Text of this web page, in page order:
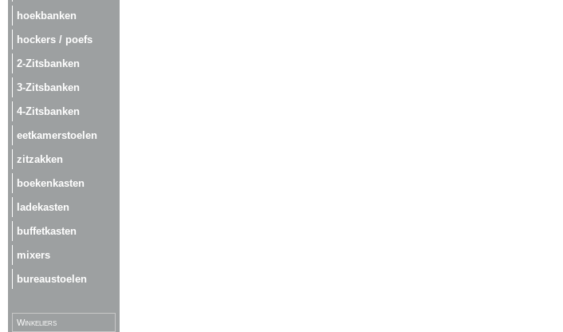
hoekbanken
hockers / poefs
2-Zitsbanken
3-Zitsbanken
4-Zitsbanken
eetkamerstoelen
zitzakken
boekenkasten
ladekasten
buffetkasten
mixers
bureaustoelen
Winkeliers